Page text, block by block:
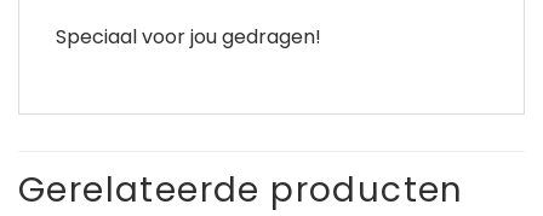
Speciaal voor jou gedragen!
Gerelateerde producten